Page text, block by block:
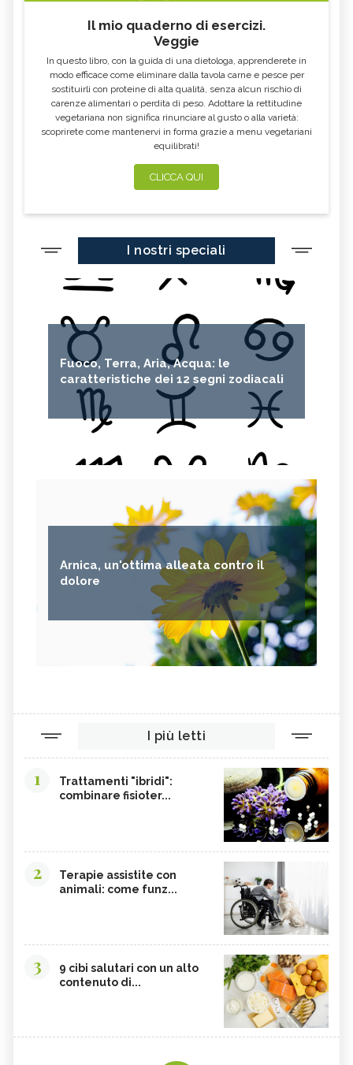
Il mio quaderno di esercizi.
Veggie
In questo libro, con la guida di una dietologa, apprenderete in
modo efficace come eliminare dalla tavola carne e pesce per
sostituirli con proteine di alta qualità, senza alcun rischio di
carenze alimentari o perdita di peso. Adottare la rettitudine
vegetariana non significa rinunciare al gusto o alla varietà:
scoprirete come mantenervi in forma grazie a menu vegetariani
equilibrati!
CLICCA QUI
I nostri speciali
Fuoco, Terra, Aria, Acqua: le
caratteristiche dei 12 segni zodiacali
Arnica, un'ottima alleata contro il
dolore
I più letti
1
Trattamenti "ibridi":
combinare fisioter...
2
Terapie assistite con
animali: come funz...
3
9 cibi salutari con un alto
contenuto di...